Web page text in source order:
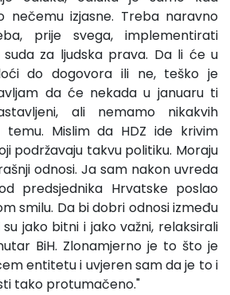
nečemu izjasne. Treba naravno
prije svega, implementirati
suda za ljudska prava. Da li će u
do dogovora ili ne, teško je
da će nekada u januaru ti
ali nemamo nikakvih
Mislim da HDZ ide krivim
podržavaju takvu politiku. Moraju
odnosi. Ja sam nakon uvreda
predsjednika Hrvatske poslao
smilu. Da bi dobri odnosi između
su jako bitni i jako važni, relaksirali
BiH. Zlonamjerno je to što je
entitetu i uvjeren sam da je to i
tako protumačeno."